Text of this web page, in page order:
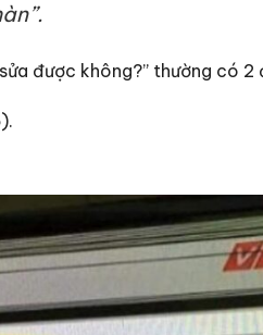
được không?” thường có 2